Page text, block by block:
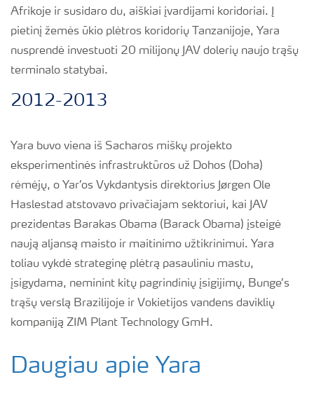
Afrikoje ir susidaro du, aiškiai įvardijami koridoriai. Į
pietinį žemės ūkio plėtros koridorių Tanzanijoje, Yara
nusprendė investuoti 20 milijonų JAV dolerių naujo trąšų
terminalo statybai.
2012-2013
Yara buvo viena iš Sacharos miškų projekto
eksperimentinės infrastruktūros už Dohos (Doha)
rėmėjų, o Yar’os Vykdantysis direktorius Jørgen Ole
Haslestad atstovavo privačiajam sektoriui, kai JAV
prezidentas Barakas Obama (Barack Obama) įsteigė
naują aljansą maisto ir maitinimo užtikrinimui. Yara
toliau vykdė strateginę plėtrą pasauliniu mastu,
įsigydama, neminint kitų pagrindinių įsigijimų, Bunge’s
trąšų verslą Brazilijoje ir Vokietijos vandens daviklių
kompaniją ZIM Plant Technology GmH.
Daugiau apie Yara